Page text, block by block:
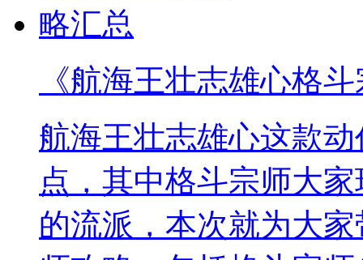
《航海王壮志雄心格
航海王壮志雄心这款
点，其中格斗宗师大
的流派，本次就为大